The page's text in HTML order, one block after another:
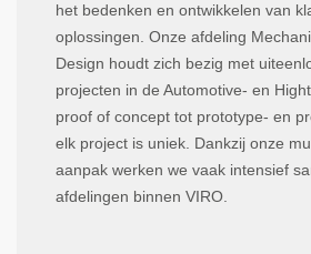
het bedenken en ontwikkelen van
oplossingen. Onze afdeling
Design houdt zich bezig met
projecten in de Automotive- en
proof of concept tot prototype- en
elk project is uniek. Dankzij onze
aanpak werken we vaak intensief
afdelingen binnen VIRO.